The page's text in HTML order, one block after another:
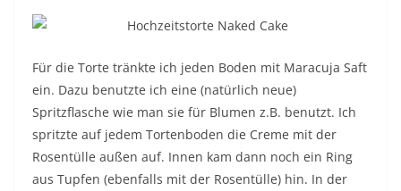
Für die Torte tränkte ich jeden Boden mit Maracuja Saft
ein. Dazu benutzte ich eine (natürlich neue)
Spritzflasche wie man sie für Blumen z.B. benutzt. Ich
spritzte auf jedem Tortenboden die Creme mit der
Rosentülle außen auf. Innen kam dann noch ein Ring
aus Tupfen (ebenfalls mit der Rosentülle) hin. In der